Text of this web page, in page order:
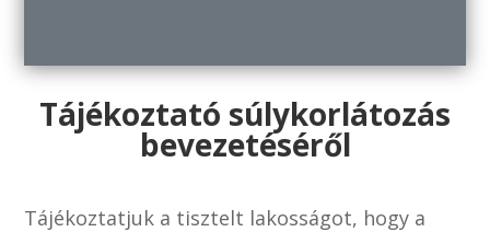
Tájékoztató súlykorlátozás
bevezetéséről
Tájékoztatjuk a tisztelt lakosságot, hogy a